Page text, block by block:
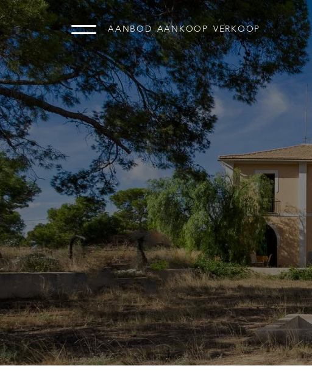
AANBOD AANKOOP VERKOOP